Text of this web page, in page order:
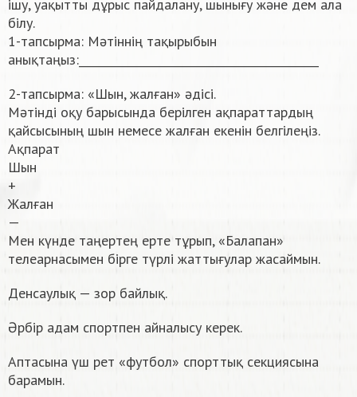
ішу, уақытты дұрыс пайдалану, шынығу және дем ала
білу.
1-тапсырма: Мәтіннің тақырыбын
анықтаңыз:___________________________________________
2-тапсырма: «Шын, жалған» әдісі.
Мәтінді оқу барысында берілген ақпараттардың
қайсысының шын немесе жалған екенін белгілеңіз.
Ақпарат
Шын
+
Жалған
—
Мен күнде таңертең ерте тұрып, «Балапан»
телеарнасымен бірге түрлі жаттығулар жасаймын.
Денсаулық — зор байлық.
Әрбір адам спортпен айналысу керек.
Аптасына үш рет «футбол» спорттық секциясына
барамын.